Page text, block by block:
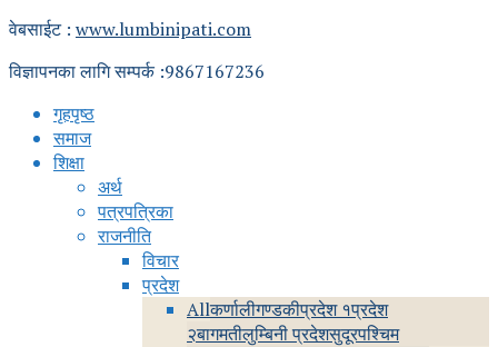
वेबसाईट : www.lumbinipati.com
विज्ञापनका लागि सम्पर्क :9867167236
गृहपृष्ठ
समाज
शिक्षा
अर्थ
पत्रपत्रिका
राजनीति
विचार
प्रदेश
Allकर्णालीगण्डकीप्रदेश १प्रदेश
२बागमतीलुम्बिनी प्रदेशसुदूरपश्चिम